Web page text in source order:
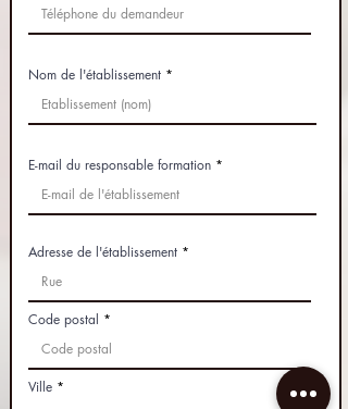
Nom de l'établissement
E-mail du responsable formation
Adresse de l'établissement
Code postal
Ville